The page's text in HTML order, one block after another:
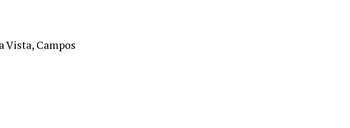
Vista, Campos